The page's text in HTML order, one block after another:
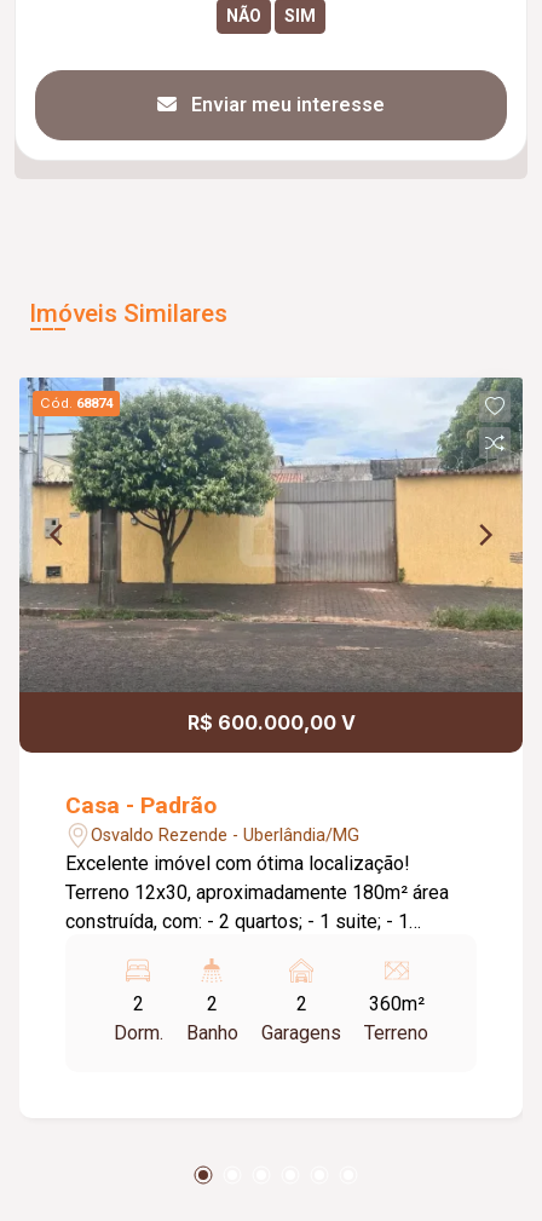
Enviar meu interesse
Imóveis Similares
Cód. 68874
R$ 600.000,00 V
Casa - Padrão
Osvaldo Rezende - Uberlândia/MG
Excelente imóvel com ótima localização!
Terreno 12x30, aproximadamente 180m² área
construída, com: - 2 quartos; - 1 suite; - 1
armários planejados; - área de serviço; -
escritório mto espaçoso e enorme quintal livre
para construção!
2
Dorm.
2
Banho
2
Garagens
360m²
Terreno